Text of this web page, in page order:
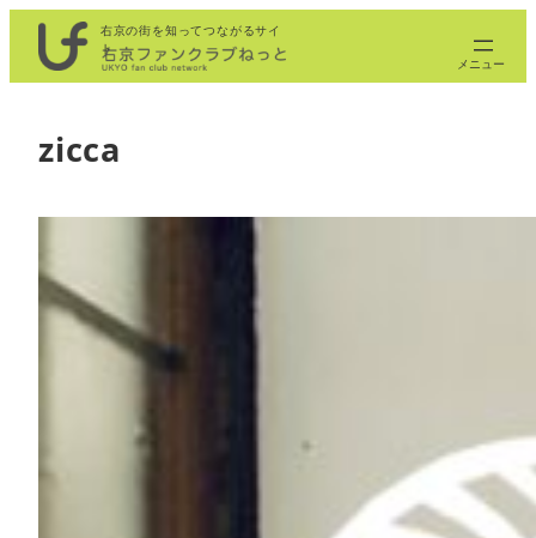
を
右京の街を知ってつながるサイ
ト
zicca